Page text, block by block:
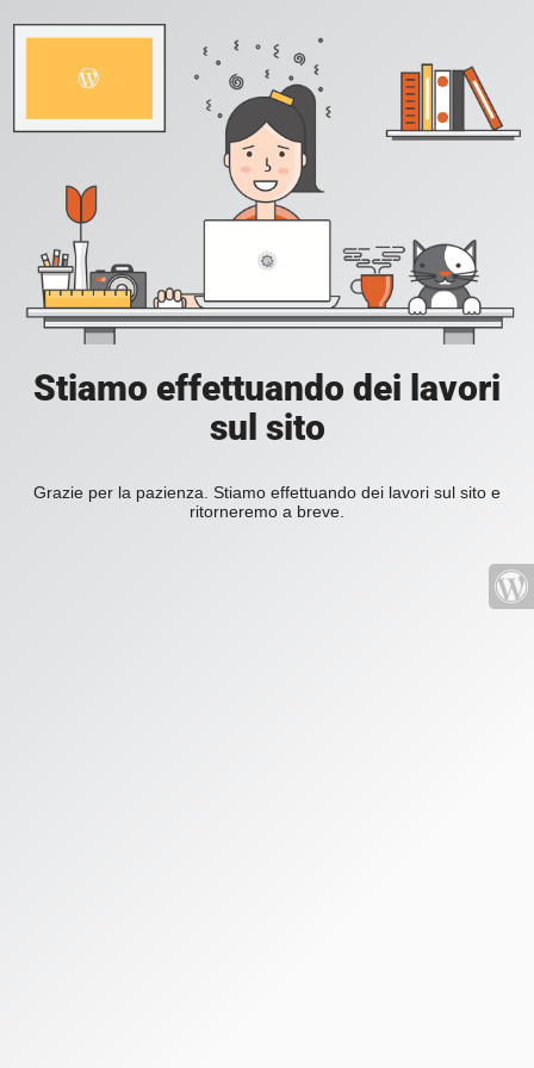
Stiamo effettuando dei lavori
sul sito
Grazie per la pazienza. Stiamo effettuando dei lavori sul sito e
ritorneremo a breve.